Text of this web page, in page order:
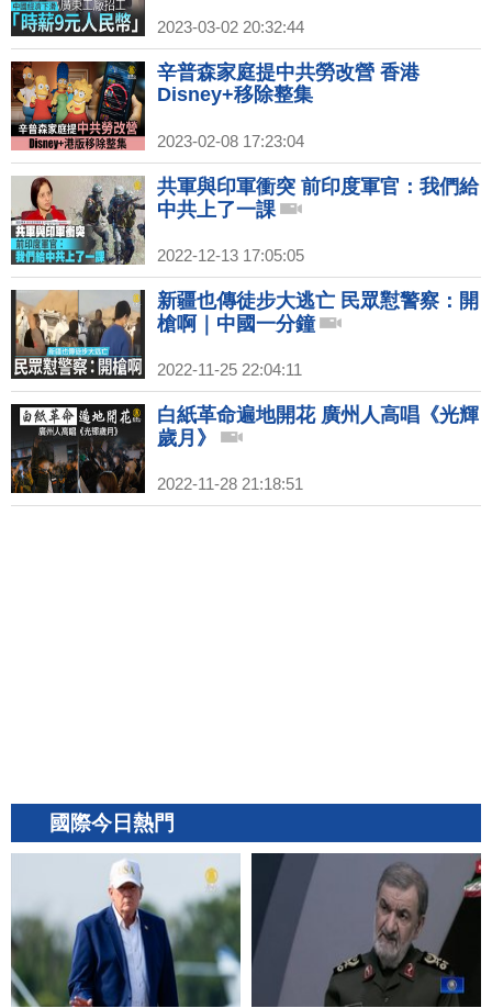
2023-03-02 20:32:44
辛普森家庭提中共勞改營 香港
Disney+移除整集
2023-02-08 17:23:04
共軍與印軍衝突 前印度軍官：我們給
中共上了一課
2022-12-13 17:05:05
新疆也傳徒步大逃亡 民眾懟警察：開
槍啊｜中國一分鐘
2022-11-25 22:04:11
白紙革命遍地開花 廣州人高唱《光輝
歲月》
2022-11-28 21:18:51
國際今日熱門